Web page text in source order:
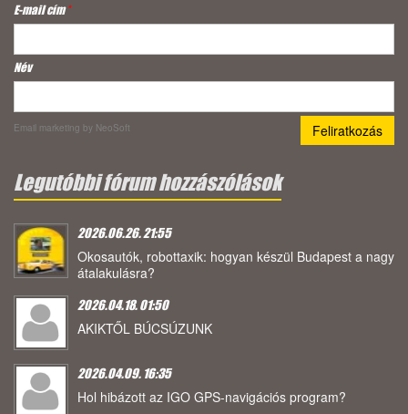
E-mail cím*
Név
Email marketing by NeoSoft
Legutóbbi fórum hozzászólások
2026.06.26. 21:55
Okosautók, robottaxik: hogyan készül Budapest a nagy
átalakulásra?
2026.04.18. 01:50
AKIKTŐL BÚCSÚZUNK
2026.04.09. 16:35
Hol hibázott az IGO GPS-navigációs program?